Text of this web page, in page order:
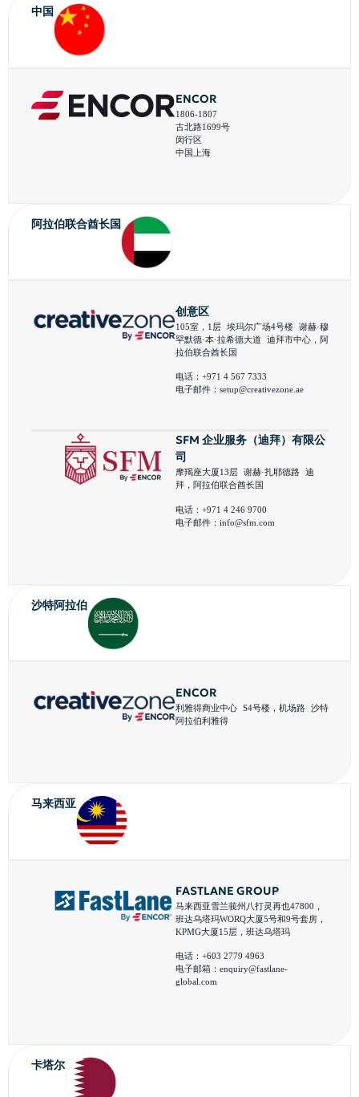
中国
ENCOR
1806-1807
古北路1699号
闵行区
中国上海
阿拉伯联合酋长国
创意区
105室，1层 埃玛尔广场4号楼 谢赫·穆
罕默德·本·拉希德大道 迪拜市中心，阿
拉伯联合酋长国
电话：+971 4 567 7333
电子邮件： setup@creativezone.ae
SFM 企业服务（迪拜）有限公
司
摩羯座大厦13层 谢赫·扎耶德路 迪
拜，阿拉伯联合酋长国
电话：+971 4 246 9700
电子邮件： info@sfm.com
沙特阿拉伯
ENCOR
利雅得商业中心 S4号楼，机场路 沙特
阿拉伯利雅得
马来西亚
FASTLANE GROUP
马来西亚雪兰莪州八打灵再也47800，
班达乌塔玛WORQ大厦5号和9号套房，
KPMG大厦15层，班达乌塔玛
电话：+603 2779 4963
电子邮箱： enquiry@fastlane-
global.com
卡塔尔